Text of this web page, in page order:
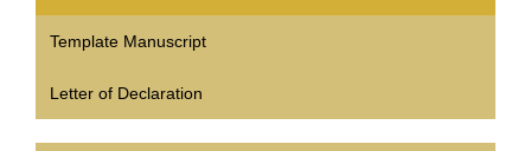
Template Manuscript
Letter of Declaration